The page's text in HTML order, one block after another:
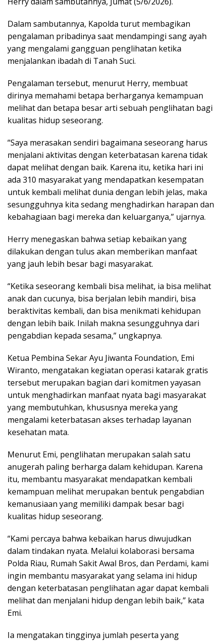
Dalam sambutannya, Kapolda turut membagikan
pengalaman pribadinya saat mendampingi sang ayah
yang mengalami gangguan penglihatan ketika
menjalankan ibadah di Tanah Suci.
Pengalaman tersebut, menurut Herry, membuat
dirinya memahami betapa berharganya kemampuan
melihat dan betapa besar arti sebuah penglihatan bagi
kualitas hidup seseorang.
“Saya merasakan sendiri bagaimana seseorang harus
menjalani aktivitas dengan keterbatasan karena tidak
dapat melihat dengan baik. Karena itu, ketika hari ini
ada 310 masyarakat yang mendapatkan kesempatan
untuk kembali melihat dunia dengan lebih jelas, maka
sesungguhnya kita sedang menghadirkan harapan dan
kebahagiaan bagi mereka dan keluarganya,” ujarnya.
Herry menegaskan bahwa setiap kebaikan yang
dilakukan dengan tulus akan memberikan manfaat
yang jauh lebih besar bagi masyarakat.
“Ketika seseorang kembali bisa melihat, ia bisa melihat
anak dan cucunya, bisa berjalan lebih mandiri, bisa
beraktivitas kembali, dan bisa menikmati kehidupan
dengan lebih baik. Inilah makna sesungguhnya dari
pengabdian kepada sesama,” ungkapnya.
Ketua Pembina Sekar Ayu Jiwanta Foundation, Emi
Wiranto, mengatakan kegiatan operasi katarak gratis
tersebut merupakan bagian dari komitmen yayasan
untuk menghadirkan manfaat nyata bagi masyarakat
yang membutuhkan, khususnya mereka yang
mengalami keterbatasan akses terhadap layanan
kesehatan mata.
Menurut Emi, penglihatan merupakan salah satu
anugerah paling berharga dalam kehidupan. Karena
itu, membantu masyarakat mendapatkan kembali
kemampuan melihat merupakan bentuk pengabdian
kemanusiaan yang memiliki dampak besar bagi
kualitas hidup seseorang.
“Kami percaya bahwa kebaikan harus diwujudkan
dalam tindakan nyata. Melalui kolaborasi bersama
Polda Riau, Rumah Sakit Awal Bros, dan Perdami, kami
ingin membantu masyarakat yang selama ini hidup
dengan keterbatasan penglihatan agar dapat kembali
melihat dan menjalani hidup dengan lebih baik,” kata
Emi.
Ia mengatakan tingginya jumlah peserta yang